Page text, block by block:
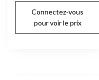
Connectez-vous
pour voir le prix